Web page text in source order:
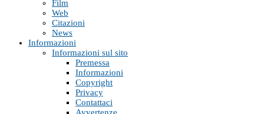
Film
Web
Citazioni
News
Informazioni
Informazioni sul sito
Premessa
Informazioni
Copyright
Privacy
Contattaci